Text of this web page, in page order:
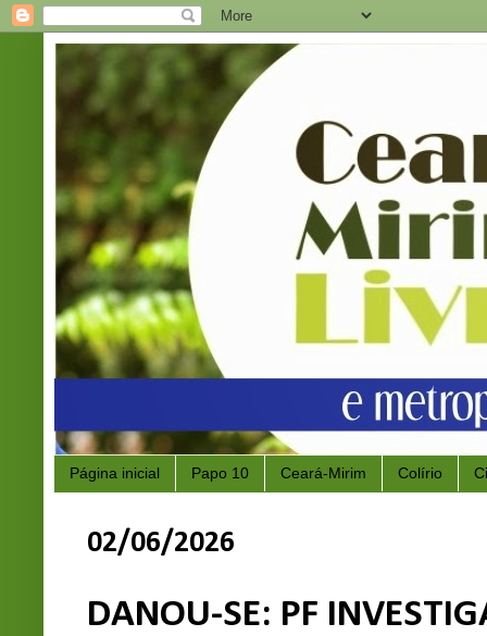
Página inicial Papo 10 Ceará-Mirim Colírio
02/06/2026
DANOU-SE: PF